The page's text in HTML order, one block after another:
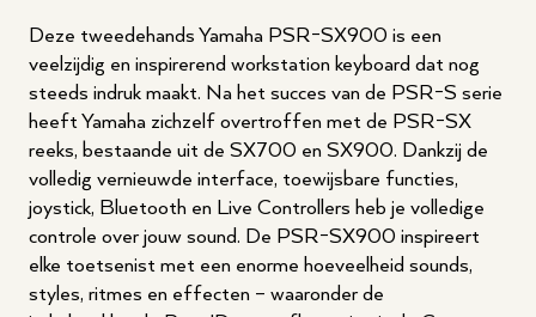
Deze tweedehands Yamaha PSR-SX900 is een
veelzijdig en inspirerend workstation keyboard dat nog
steeds indruk maakt. Na het succes van de PSR-S serie
heeft Yamaha zichzelf overtroffen met de PSR-SX
reeks, bestaande uit de SX700 en SX900. Dankzij de
volledig vernieuwde interface, toewijsbare functies,
joystick, Bluetooth en Live Controllers heb je volledige
controle over jouw sound. De PSR-SX900 inspireert
elke toetsenist met een enorme hoeveelheid sounds,
styles, ritmes en effecten – waaronder de